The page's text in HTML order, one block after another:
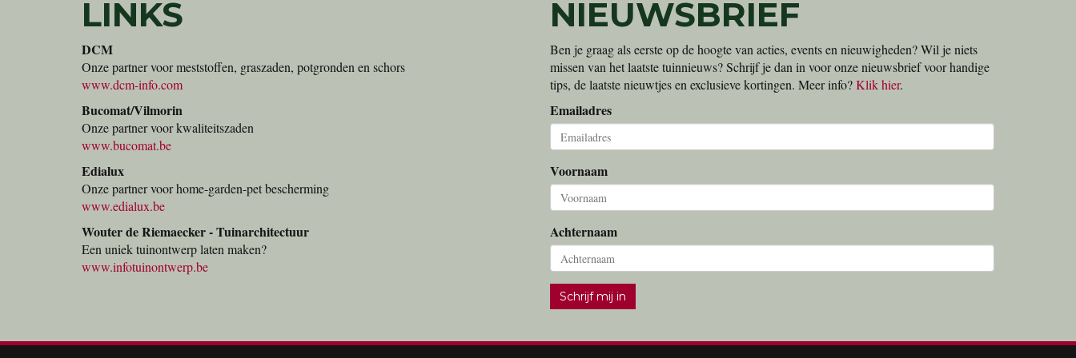
LINKS
DCM
Onze partner voor meststoffen, graszaden, potgronden en schors
www.dcm-info.com
Bucomat/Vilmorin
Onze partner voor kwaliteitszaden
www.bucomat.be
Edialux
Onze partner voor home-garden-pet bescherming
www.edialux.be
Wouter de Riemaecker - Tuinarchitectuur
Een uniek tuinontwerp laten maken?
www.infotuinontwerp.be
NIEUWSBRIEF
Ben je graag als eerste op de hoogte van acties, events en nieuwigheden? Wil je niets
missen van het laatste tuinnieuws? Schrijf je dan in voor onze nieuwsbrief voor handige
tips, de laatste nieuwtjes en exclusieve kortingen. Meer info?Klik hier.
Emailadres
Voornaam
Achternaam
Schrijf mij in